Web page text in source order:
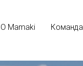
О Mamaki Команда